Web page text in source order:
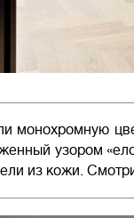
монохромную
узором
из кожи.